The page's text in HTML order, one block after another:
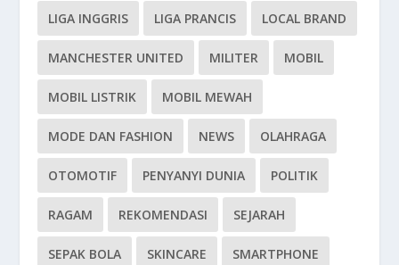
LIGA INGGRIS LIGA PRANCIS LOCAL BRAND
MANCHESTER UNITED MILITER MOBIL
MOBIL LISTRIK MOBIL MEWAH
MODE DAN FASHION NEWS OLAHRAGA
OTOMOTIF PENYANYI DUNIA POLITIK
RAGAM REKOMENDASI SEJARAH
SEPAK BOLA SKINCARE SMARTPHONE